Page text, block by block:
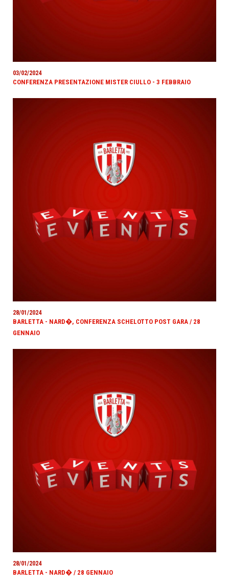
03/02/2024
CONFERENZA PRESENTAZIONE MISTER CIULLO - 3 FEBBRAIO
28/01/2024
BARLETTA - NARD�, CONFERENZA SCHELOTTO POST GARA / 28
GENNAIO
28/01/2024
BARLETTA - NARD� / 28 GENNAIO